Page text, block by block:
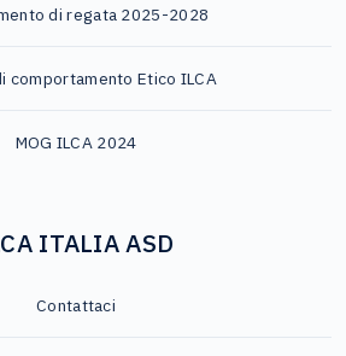
di regata 2025-2028
comportamento Etico ILCA
MOG ILCA 2024
ITALIA ASD
Contattaci